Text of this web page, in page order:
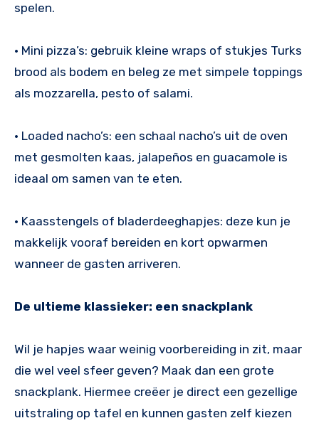
spelen.
• Mini pizza’s: gebruik kleine wraps of stukjes Turks
brood als bodem en beleg ze met simpele toppings
als mozzarella, pesto of salami.
• Loaded nacho’s: een schaal nacho’s uit de oven
met gesmolten kaas, jalapeños en guacamole is
ideaal om samen van te eten.
• Kaasstengels of bladerdeeghapjes: deze kun je
makkelijk vooraf bereiden en kort opwarmen
wanneer de gasten arriveren.
De ultieme klassieker: een snackplank
Wil je hapjes waar weinig voorbereiding in zit, maar
die wel veel sfeer geven? Maak dan een grote
snackplank. Hiermee creëer je direct een gezellige
uitstraling op tafel en kunnen gasten zelf kiezen